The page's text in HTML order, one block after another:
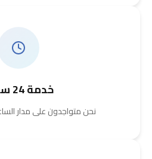
خدمة 24 ساعة
نحن متواجدون على مدار